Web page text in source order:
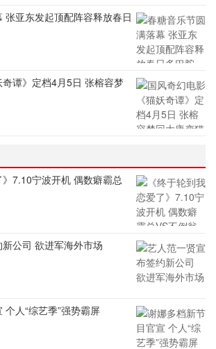
张亚东发起顶配阵容释放春日
谭》定档4月5日 张榕容梦
》7.10宁波开机 偶数癖霸总
公司 欲进军海外市场
人“综艺季”强势霸屏